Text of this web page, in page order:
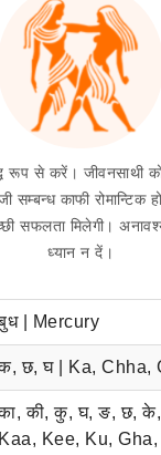
रूप से करें। जीवनसाथी
सम्बन्ध काफी
सफलता मिलेगी।
ध्यान न दें।
| Mercury
छ, घ | Ka, Chha,
की, कु, घ, ङ, छ, के,
Kaa, Kee, Ku,